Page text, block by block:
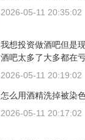
2026-05-11 20:35:02
我想投资做酒吧但是
酒吧太多了大多都在亏
找点有建设性
2026-05-11 20:19:02
怎么用酒精洗掉被染
2026-05-11 20:17:02